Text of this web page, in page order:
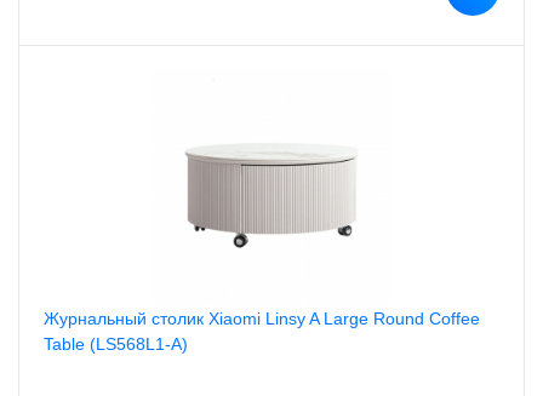
Журнальный столик Xiaomi Linsy A Large Round Coffee
Table (LS568L1-A)